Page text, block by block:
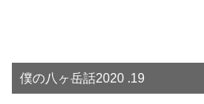
僕の八ヶ岳話2020 .19